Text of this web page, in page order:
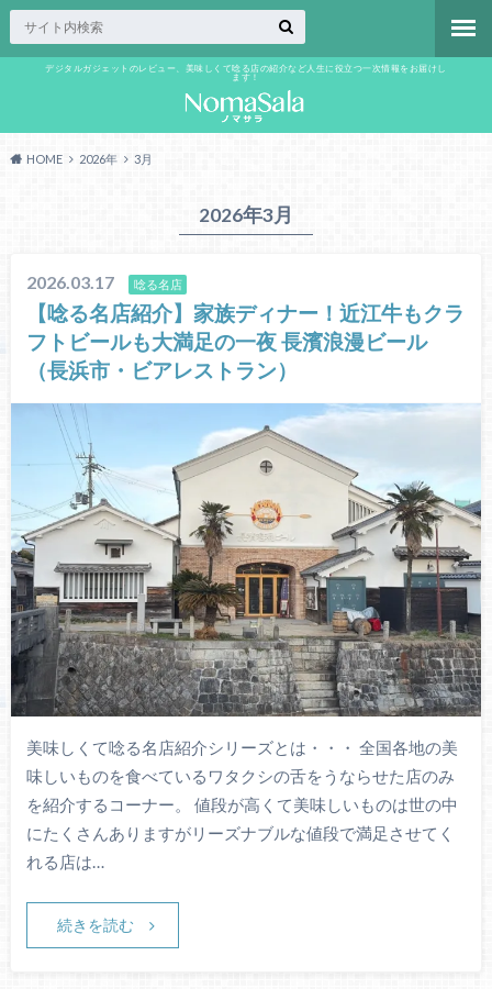
デジタルガジェットのレビュー、美味しくて唸る店の紹介など人生に役立つ一次情報をお届けし
ます！
HOME 2026年 3月
2026年3月
2026.03.17 唸る名店
【唸る名店紹介】家族ディナー！近江牛もクラ
フトビールも大満足の一夜 長濱浪漫ビール
（長浜市・ビアレストラン）
美味しくて唸る名店紹介シリーズとは・・・ 全国各地の美
味しいものを食べているワタクシの舌をうならせた店のみ
を紹介するコーナー。 値段が高くて美味しいものは世の中
にたくさんありますがリーズナブルな値段で満足させてく
れる店は…
続きを読む